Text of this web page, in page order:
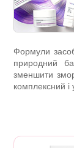
Формули
природний
зменшити
комплексний і